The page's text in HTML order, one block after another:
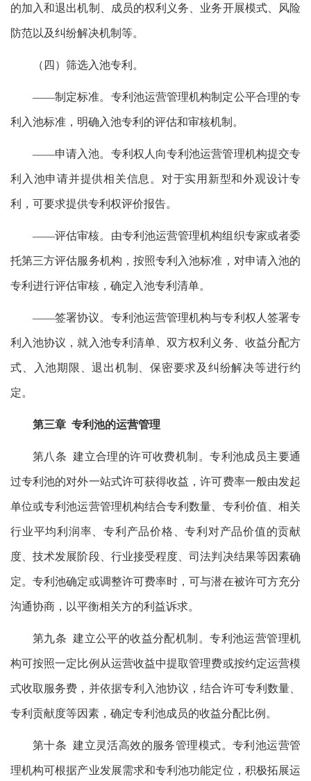
的加入和退出机制、成员的权利义务、业务开展模式、风险
防范以及纠纷解决机制等。
（四）筛选入池专利。
——制定标准。专利池运营管理机构制定公平合理的专
利入池标准，明确入池专利的评估和审核机制。
——申请入池。专利权人向专利池运营管理机构提交专
利入池申请并提供相关信息。对于实用新型和外观设计专
利，可要求提供专利权评价报告。
——评估审核。由专利池运营管理机构组织专家或者委
托第三方评估服务机构，按照专利入池标准，对申请入池的
专利进行评估审核，确定入池专利清单。
——签署协议。专利池运营管理机构与专利权人签署专
利入池协议，就入池专利清单、双方权利义务、收益分配方
式、入池期限、退出机制、保密要求及纠纷解决等进行约
定。
第三章 专利池的运营管理
第八条 建立合理的许可收费机制。专利池成员主要通
过专利池的对外一站式许可获得收益，许可费率一般由发起
单位或专利池运营管理机构结合专利数量、专利价值、相关
行业平均利润率、专利产品价格、专利对产品价值的贡献
度、技术发展阶段、行业接受程度、司法判决结果等因素确
定。专利池确定或调整许可费率时，可与潜在被许可方充分
沟通协商，以平衡相关方的利益诉求。
第九条 建立公平的收益分配机制。专利池运营管理机
构可按照一定比例从运营收益中提取管理费或按约定运营模
式收取服务费，并依据专利入池协议，结合许可专利数量、
专利贡献度等因素，确定专利池成员的收益分配比例。
第十条 建立灵活高效的服务管理模式。专利池运营管
理机构可根据产业发展需求和专利池功能定位，积极拓展运